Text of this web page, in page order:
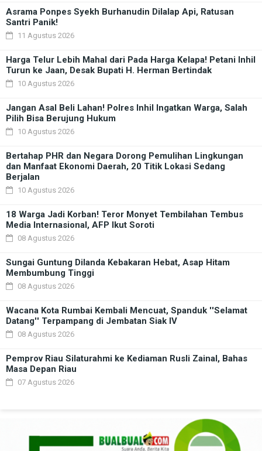
Asrama Ponpes Syekh Burhanudin Dilalap Api, Ratusan
Santri Panik!
11 Agustus 2026
Harga Telur Lebih Mahal dari Pada Harga Kelapa! Petani Inhil
Turun ke Jaan, Desak Bupati H. Herman Bertindak
10 Agustus 2026
Jangan Asal Beli Lahan! Polres Inhil Ingatkan Warga, Salah
Pilih Bisa Berujung Hukum
10 Agustus 2026
Bertahap PHR dan Negara Dorong Pemulihan Lingkungan
dan Manfaat Ekonomi Daerah, 20 Titik Lokasi Sedang
Berjalan
10 Agustus 2026
18 Warga Jadi Korban! Teror Monyet Tembilahan Tembus
Media Internasional, AFP Ikut Soroti
08 Agustus 2026
Sungai Guntung Dilanda Kebakaran Hebat, Asap Hitam
Membumbung Tinggi
08 Agustus 2026
Wacana Kota Rumbai Kembali Mencuat, Spanduk ''Selamat
Datang'' Terpampang di Jembatan Siak IV
08 Agustus 2026
Pemprov Riau Silaturahmi ke Kediaman Rusli Zainal, Bahas
Masa Depan Riau
07 Agustus 2026